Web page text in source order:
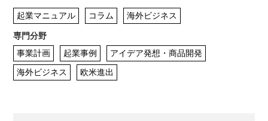
起業マニュアル コラム 海外ビジネス
専門分野
事業計画
起業事例
アイデア発想・商品開発
海外ビジネス
欧米進出